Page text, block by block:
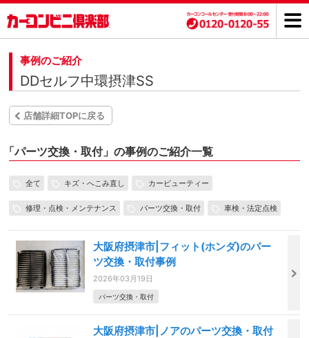
事例のご紹介
DDセルフ中環摂津SS
店舗詳細TOPに戻る
「パーツ交換・取付」の事例のご紹介一覧
全て キズ・へこみ直し カービューティー
修理・点検・メンテナンス パーツ交換・取付 車検・法定点検
大阪府摂津市|フィット(ホンダ)のパー
ツ交換・取付事例
2026年03月19日
パーツ交換・取付
大阪府摂津市|ノアのパーツ交換・取付